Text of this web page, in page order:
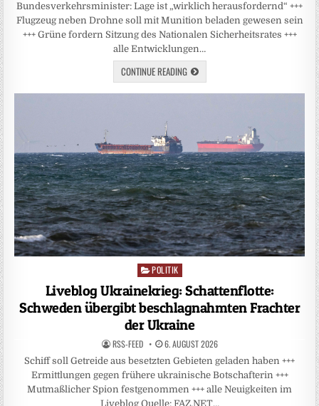
Bundesverkehrsminister: Lage ist „wirklich herausfordernd“ +++
Flugzeug neben Drohne soll mit Munition beladen gewesen sein
+++ Grüne fordern Sitzung des Nationalen Sicherheitsrates +++
alle Entwicklungen…
CONTINUE READING
Posted
POLITIK
Liveblog Ukrainekrieg: Schattenflotte:
Schweden übergibt beschlagnahmten Frachter
der Ukraine
RSS-FEED 6. AUGUST 2026
Schiff soll Getreide aus besetzten Gebieten geladen haben +++
Ermittlungen gegen frühere ukrainische Botschafterin +++
Mutmaßlicher Spion festgenommen +++ alle Neuigkeiten im
Liveblog Quelle: FAZ.NET…